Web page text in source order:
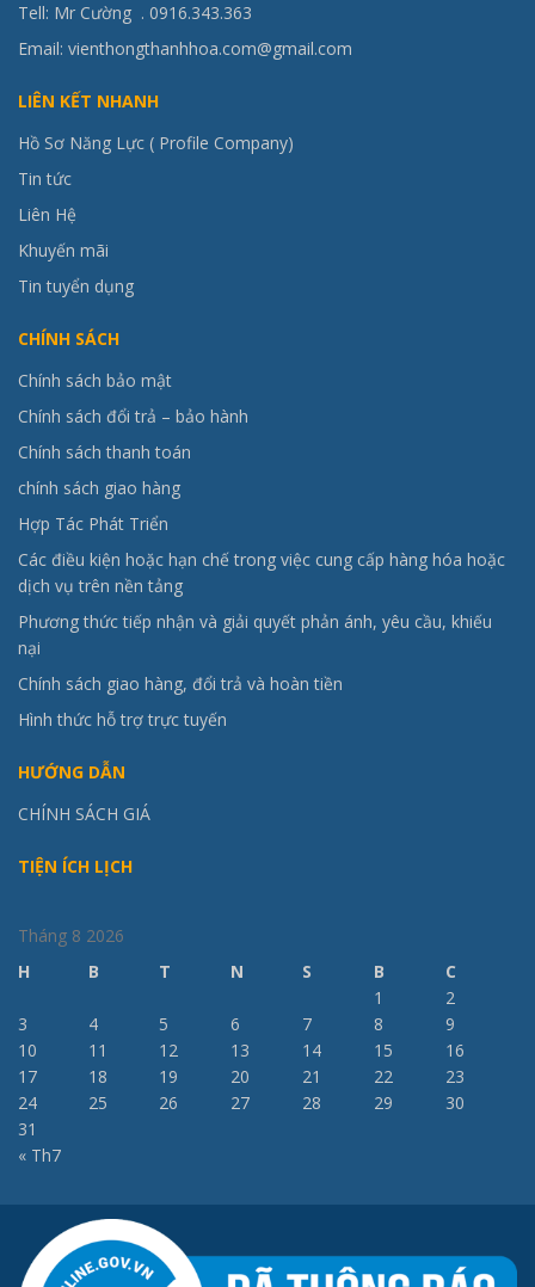
Tell: Mr Cường . 0916.343.363
Email: vienthongthanhhoa.com@gmail.com
LIÊN KẾT NHANH
Hồ Sơ Năng Lực ( Profile Company)
Tin tức
Liên Hệ
Khuyến mãi
Tin tuyển dụng
CHÍNH SÁCH
Chính sách bảo mật
Chính sách đổi trả – bảo hành
Chính sách thanh toán
chính sách giao hàng
Hợp Tác Phát Triển
Các điều kiện hoặc hạn chế trong việc cung cấp hàng hóa hoặc
dịch vụ trên nền tảng
Phương thức tiếp nhận và giải quyết phản ánh, yêu cầu, khiếu
nại
Chính sách giao hàng, đổi trả và hoàn tiền
Hình thức hỗ trợ trực tuyến
HƯỚNG DẪN
CHÍNH SÁCH GIÁ
TIỆN ÍCH LỊCH
Tháng 8 2026
H
B T N S B
C
1
2
3
4 5 6 7 8
9
10
11 12 13 14 15
16
17
18 19 20 21 22
23
24
25 26 27 28 29
30
31
« Th7